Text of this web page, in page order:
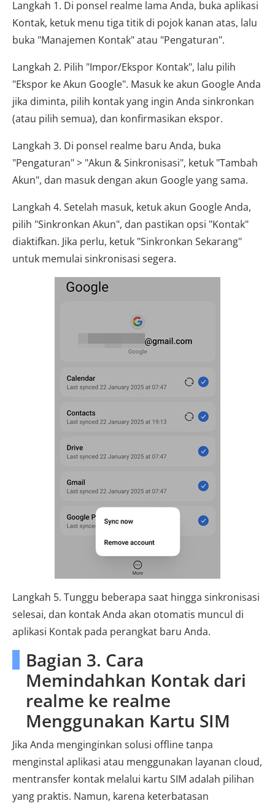
Langkah 1. Di ponsel realme lama Anda, buka aplikasi
Kontak, ketuk menu tiga titik di pojok kanan atas, lalu
buka "Manajemen Kontak" atau "Pengaturan".
Langkah 2. Pilih "Impor/Ekspor Kontak", lalu pilih
"Ekspor ke Akun Google". Masuk ke akun Google Anda
jika diminta, pilih kontak yang ingin Anda sinkronkan
(atau pilih semua), dan konfirmasikan ekspor.
Langkah 3. Di ponsel realme baru Anda, buka
"Pengaturan" > "Akun & Sinkronisasi", ketuk "Tambah
Akun", dan masuk dengan akun Google yang sama.
Langkah 4. Setelah masuk, ketuk akun Google Anda,
pilih "Sinkronkan Akun", dan pastikan opsi "Kontak"
diaktifkan. Jika perlu, ketuk "Sinkronkan Sekarang"
untuk memulai sinkronisasi segera.
Langkah 5. Tunggu beberapa saat hingga sinkronisasi
selesai, dan kontak Anda akan otomatis muncul di
aplikasi Kontak pada perangkat baru Anda.
Bagian 3. Cara
Memindahkan Kontak dari
realme ke realme
Menggunakan Kartu SIM
Jika Anda menginginkan solusi offline tanpa
menginstal aplikasi atau menggunakan layanan cloud,
mentransfer kontak melalui kartu SIM adalah pilihan
yang praktis. Namun, karena keterbatasan